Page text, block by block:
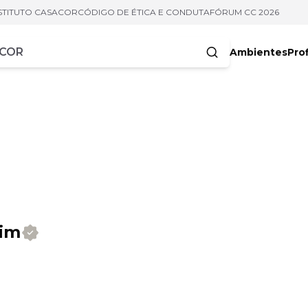
CASACORCÓDIGO DE ÉTICA E CONDUTAFÓRUM CC 2026
Ambientes